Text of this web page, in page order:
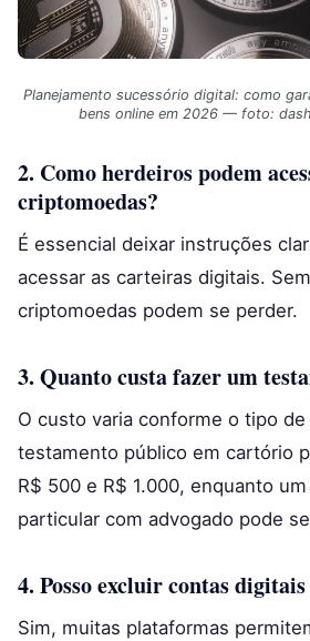
Planejamento sucessório digital: como
bens online em 2026 — foto:
2. Como herdeiros podem
criptomoedas?
É essencial deixar instruções
acessar as carteiras digitais.
criptomoedas podem se perder.
3. Quanto custa fazer um
O custo varia conforme o tipo
testamento público em cartório
R$ 500 e R$ 1.000, enquanto
particular com advogado pode
4. Posso excluir contas
Sim, muitas plataformas